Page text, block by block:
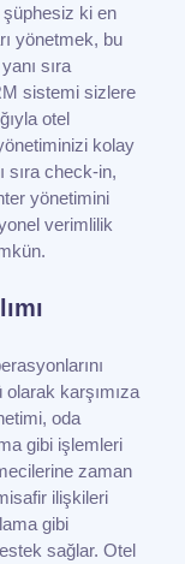
şüphesiz ki en
yönetmek, bu
sıra
sistemi sizlere
otel
kolay
sıra check-in,
yönetimini
verimlilik
olarak karşımıza
oda
gibi işlemleri
zaman
ilişkileri
gibi
sağlar. Otel